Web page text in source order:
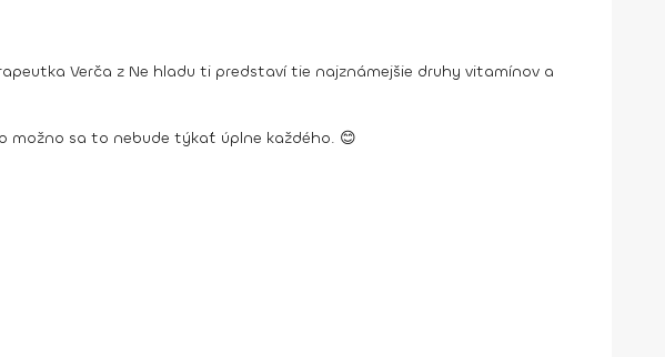
Verča z Ne hladu ti predstaví tie najznámejšie druhy vitamínov a
možno sa to nebude týkať úplne každého. 😊